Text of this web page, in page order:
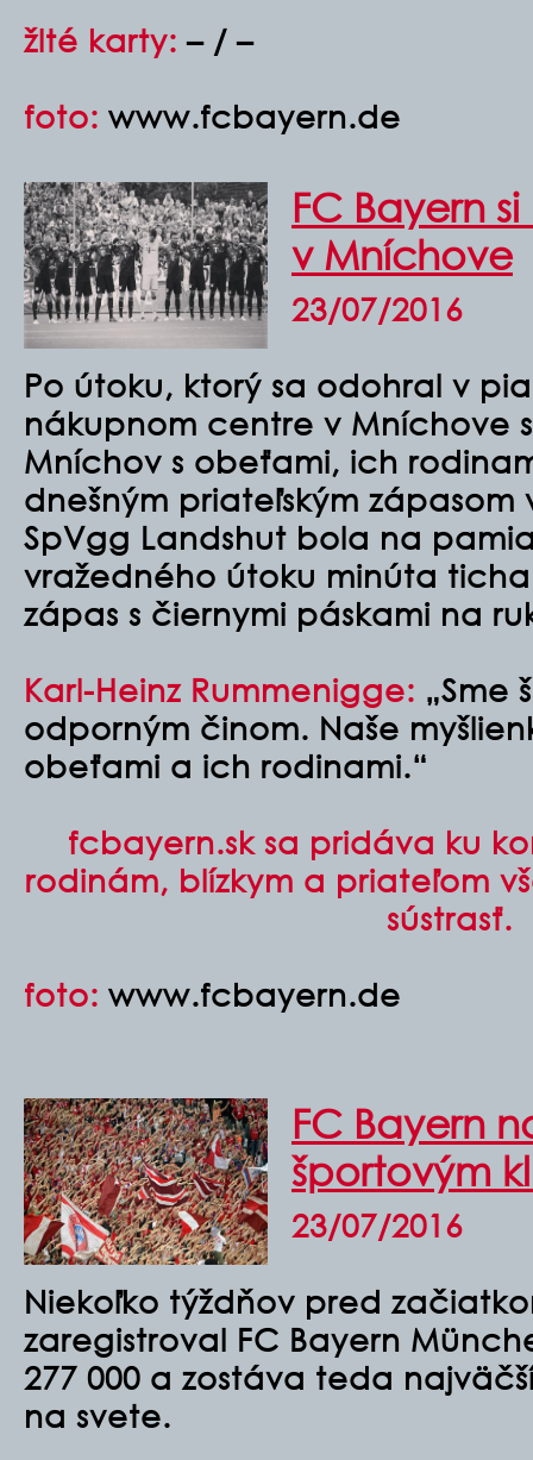
žlté karty: – / –
foto: www.fcbayern.de
FC Bayern
v Mníchove
23/07/2016
Po útoku, ktorý sa odohral v
nákupnom centre v Mníchove
Mníchov s obeťami, ich
dnešným priateľským zápasom
SpVgg Landshut bola na
vražedného útoku minúta
zápas s čiernymi páskami na
Karl-Heinz Rummenigge: „Sme
odporným činom. Naše
obeťami a ich rodinami.“
fcbayern.sk sa pridáva ku
rodinám, blízkym a priateľom
sústrasť.
foto: www.fcbayern.de
FC Bayern
športovým
23/07/2016
Niekoľko týždňov pred
zaregistroval FC Bayern
277 000 a zostáva teda
na svete.